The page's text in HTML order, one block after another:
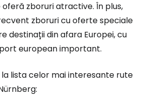
zboruri atractive. În plus,
zboruri cu oferte speciale
destinații din afara Europei, cu
european important.
lista celor mai interesante rute